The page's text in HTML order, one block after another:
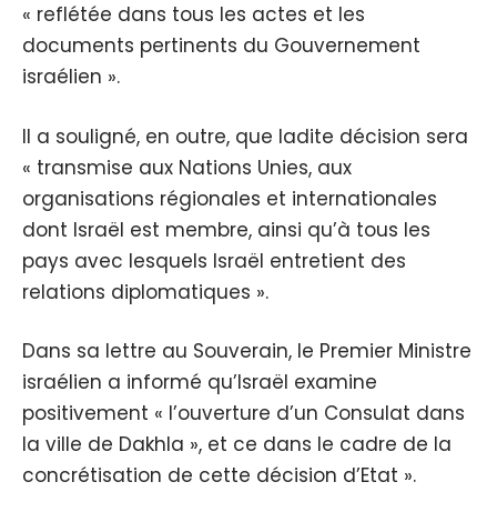
« reflétée dans tous les actes et les
documents pertinents du Gouvernement
israélien ».
Il a souligné, en outre, que ladite décision sera
« transmise aux Nations Unies, aux
organisations régionales et internationales
dont Israël est membre, ainsi qu’à tous les
pays avec lesquels Israël entretient des
relations diplomatiques ».
Dans sa lettre au Souverain, le Premier Ministre
israélien a informé qu’Israël examine
positivement « l’ouverture d’un Consulat dans
la ville de Dakhla », et ce dans le cadre de la
concrétisation de cette décision d’Etat ».